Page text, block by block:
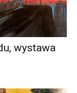
wystawa